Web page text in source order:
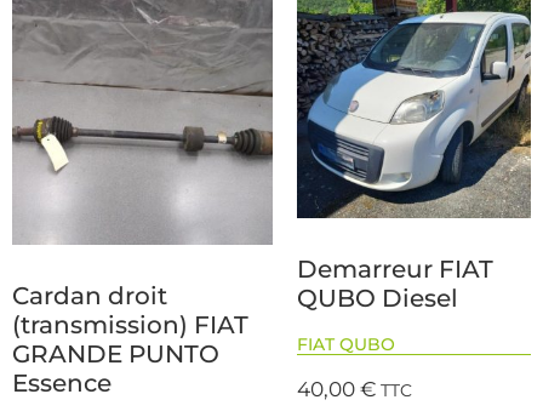
Cardan droit
(transmission) FIAT
GRANDE PUNTO
Essence
Demarreur FIAT
QUBO Diesel
FIAT QUBO
40,00€ TTC